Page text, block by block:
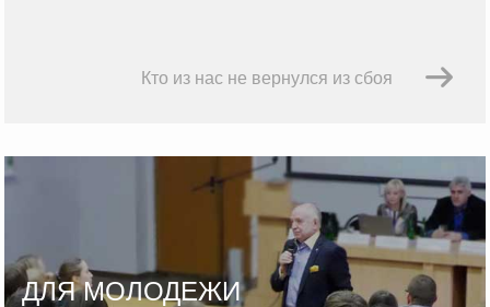
Кто из нас не вернулся из сбоя
ДЛЯ МОЛОДЕЖИ